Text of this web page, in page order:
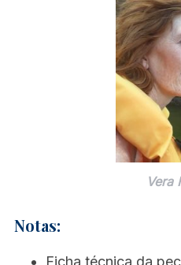
Vera
Notas:
Ficha técnica da